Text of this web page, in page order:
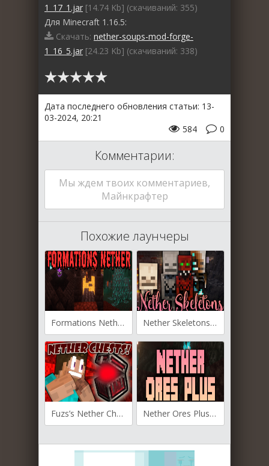
1_17_1.jar [14.74 Kb] (cкачиваний: 355)
Для Minecraft 1.16.5:
Скачать: nether-soups-mod-forge-
1_16_5.jar [24.23 Kb] (cкачиваний: 338)
Дата последнего обновления статьи: 13-
03-2024, 20:21
0
584
Комментарии:
Мы ждем твоих комментариев,
Майнкрафтер
Похожие лаунчеры
Formations Nether для Майнкрафт [1.20.2, 1.20.1] Nether Skeletons для Майнкрафт [1.20.1, 1.19.4, 1.19.2]
Fuzs’s Nether Chest для Майнкрафт 1.19.2 Nether Ores Plus для Майнкрафт [1.19.2, 1.18.2, 1.17.1]